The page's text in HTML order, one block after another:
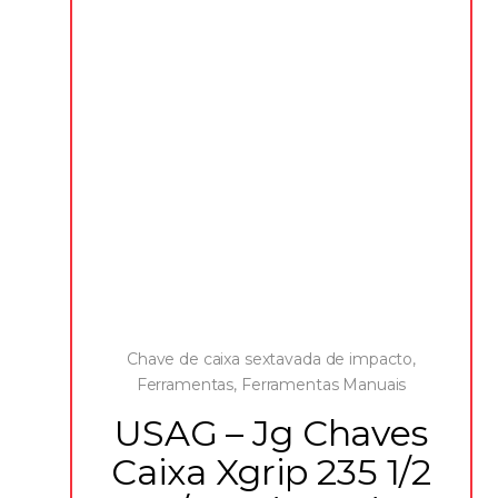
Chave de caixa sextavada de impacto,
Ferramentas, Ferramentas Manuais
USAG – Jg Chaves
Caixa Xgrip 235 1/2